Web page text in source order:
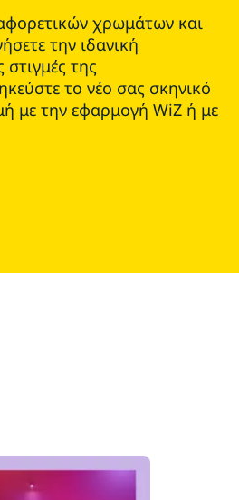
χρωμάτων και
την ιδανική
στιγμές της
το νέο σας σκηνικό
με την εφαρμογή WiZ ή με